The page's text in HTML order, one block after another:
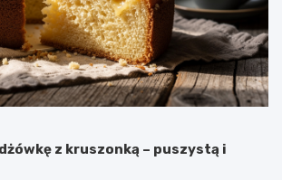
z kruszonką – puszystą i